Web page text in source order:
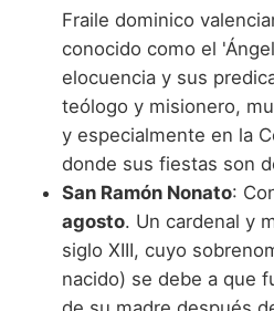
Fraile dominico
conocido como el
elocuencia y sus
teólogo y misionero,
y especialmente en la
donde sus fiestas son
San Ramón Nonato:
agosto. Un cardenal y
siglo XIII, cuyo
nacido) se debe a que